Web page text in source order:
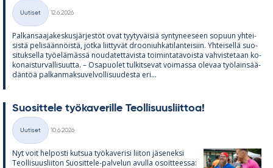
Kategoriat
Uutiset
12.6.2026
Pal­kan­saa­ja­kes­kus­jär­jes­töt ovat tyy­ty­väi­siä syn­ty­nee­seen so­puun yh­tei­
sistä pe­li­sään­nöistä, jotka liit­ty­vät droo­niuh­ka­ti­lan­tei­siin. Yh­tei­sellä suo­
si­tuk­sella työ­elä­mässä nou­da­tet­ta­vista toi­min­ta­ta­voista vah­vis­te­taan ko­
ko­nais­tur­val­li­suutta. – Os­a­puo­let tul­kit­se­vat voi­massa ole­vaa työ­lain­sää­
dän­töä pal­kan­mak­su­vel­vol­li­suu­desta eri...
Suo­sit­tele työ­ka­ve­rille Teol­li­suus­liit­toa!
Kategoriat
Uutiset
10.6.2026
Nyt voit hel­posti kut­sua työ­ka­ve­risi lii­ton jä­se­neksi
Teol­li­suus­lii­ton Suo­sit­tele-pal­ve­lun avulla osoit­teessa: